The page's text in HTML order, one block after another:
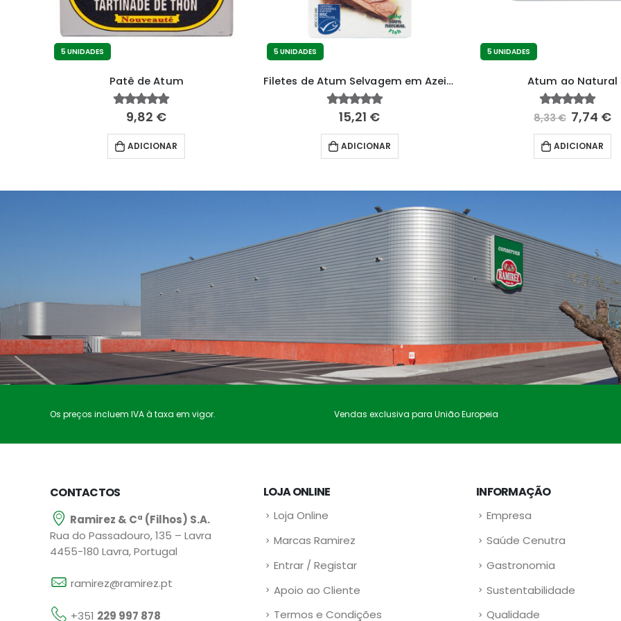
5 UNIDADES
Patê de Atum
4.81fora de 5
9,82 €
ADICIONAR
5 UNIDADES
Filetes de Atum Selvagem em Azeite Extra Virgem BIO
4.53fora de 5
15,21 €
ADICIONAR
5 UNIDADES
Atum ao Natural
4.70fora de 5
8,33€ 7,74 €
ADICIONAR
Os preços incluem IVA à taxa em vigor. Vendas exclusiva para União Europeia
CONTACTOS
Ramirez & Cª (Filhos) S.A.
Rua do Passadouro, 135 – Lavra
4455-180 Lavra, Portugal
ramirez@ramirez.pt
+351 229 997 878
LOJA ONLINE
Loja Online
Marcas Ramirez
Entrar / Registar
Apoio ao Cliente
Termos e Condições
INFORMAÇÃO
Empresa
Saúde Cenutra
Gastronomia
Sustentabilidade
Qualidade